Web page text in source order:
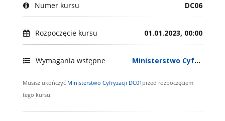
się
na
ten
kurs
się,
zapisałeś
się
ten
pochwal
się,
że
zapisałeś
się
ten
Numer kursu DC06
Rozpoczęcie kursu 01.01.2023, 00:00
Wymagania wstępne Ministerstwo Cyfryzacji DC01
Musisz ukończyć Ministerstwo Cyfryzacji DC01 przed rozpoczęciem
tego kursu.